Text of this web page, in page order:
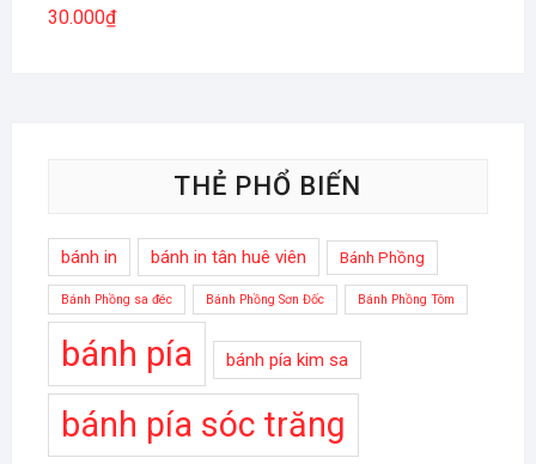
30.000₫
THẺ PHỔ BIẾN
bánh in bánh in tân huê viên Bánh Phồng
Bánh Phồng sa đéc Bánh Phồng Sơn Đốc Bánh Phồng Tôm
bánh pía bánh pía kim sa
bánh pía sóc trăng